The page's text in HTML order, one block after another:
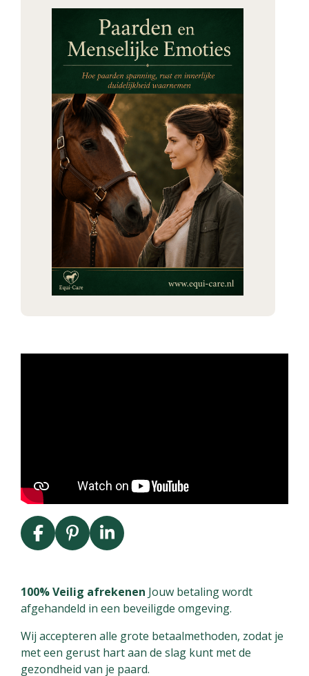
F
a
e
b
o
k
P
i
t
e
e
s
L
i
k
e
I
n
100% Veilig afrekenen Jouw betaling wordt
afgehandeld in een beveiligde omgeving.
Wij accepteren alle grote betaalmethoden, zodat je
met een gerust hart aan de slag kunt met de
gezondheid van je paard.